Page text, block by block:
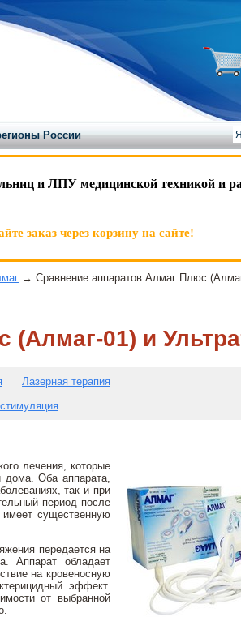
России
и ЛПУ медицинской техникой и
заказ через корзину на сайте!
→ Сравнение аппаратов Алмаг Плюс
01) и
Лазерная терапия
лечения, которые
дома. Оба аппарата,
так и при
период после
имеет существенную
передается на
Аппарат обладает
на кровеносную
эффект.
от выбранной